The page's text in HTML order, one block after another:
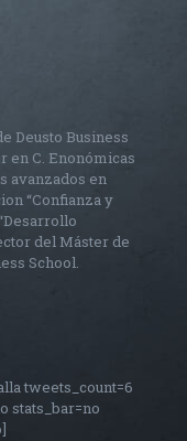
Deusto Business
en C. Enonómicas
avanzados en
“Confianza y
del Máster de
School.
tweets_count=6
stats_bar=no